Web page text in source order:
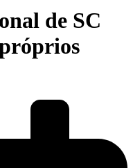
de SC